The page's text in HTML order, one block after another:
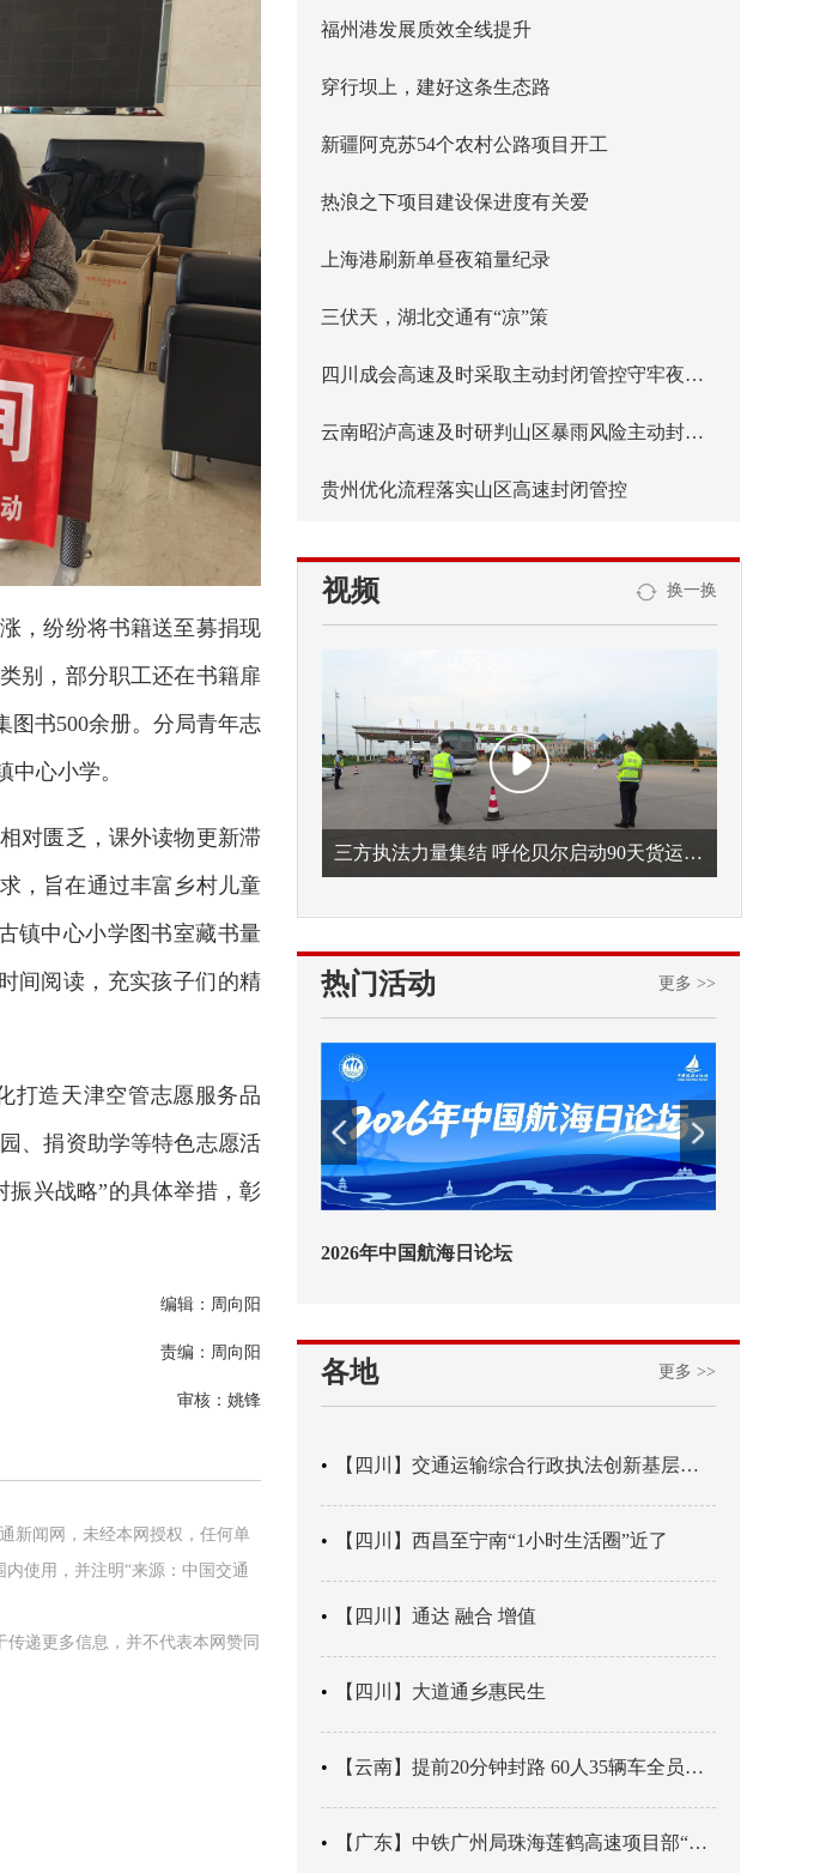
，纷纷将书籍送至募捐现
别，部分职工还在书籍扉
图书500余册。分局青年志
心小学。
对匮乏，课外读物更新滞
，旨在通过丰富乡村儿童
镇中心小学图书室藏书量
间阅读，充实孩子们的精
打造天津空管志愿服务品
、捐资助学等特色志愿活
兴战略”的具体举措，彰
编辑：周向阳
责编：周向阳
审核：姚锋
新闻网，未经本网授权，任何单
使用，并注明“来源：中国交通
递更多信息，并不代表本网赞同
福州港发展质效全线提升
穿行坝上，建好这条生态路
新疆阿克苏54个农村公路项目开工
热浪之下项目建设保进度有关爱
上海港刷新单昼夜箱量纪录
三伏天，湖北交通有“凉”策
四川成会高速及时采取主动封闭管控守牢夜间安全防线
云南昭泸高速及时研判山区暴雨风险主动封闭管控
贵州优化流程落实山区高速封闭管控
视频 换一换
三方执法力量集结 呼伦贝尔启动90天货运车辆违法专项整治
热门活动 更多 >>
2026年中国航海日论坛
各地 更多 >>
【四川】交通运输综合行政执法创新基层辖区治理“4+3” 新模式
【四川】西昌至宁南“1小时生活圈”近了
【四川】通达 融合 增值
【四川】大道通乡惠民生
【云南】提前20分钟封路 60人35辆车全员平安
【广东】中铁广州局珠海莲鹤高速项目部“靶向施训”筑牢应急处置防线